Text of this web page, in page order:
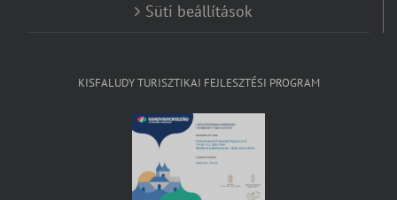
Süti beállítások
KISFALUDY TURISZTIKAI FEJLESZTÉSI PROGRAM